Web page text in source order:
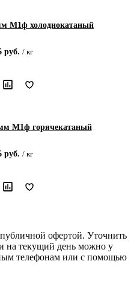
М1ф холоднокатаный
руб. / кг
М1ф горячекатаный
руб. / кг
офертой. Уточнить
на текущий день можно у
телефонам или с помощью